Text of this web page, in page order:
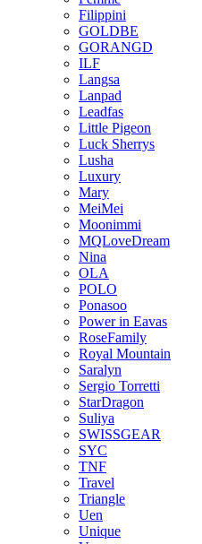
Filippini
GOLDBE
GORANGD
ILF
Langsa
Lanpad
Leadfas
Little Pigeon
Luck Sherrys
Lusha
Luxury
Mary
MeiMei
Moonimmi
MQLoveDream
Nina
OLA
POLO
Ponasoo
Power in Eavas
RoseFamily
Royal Mountain
Saralyn
Sergio Torretti
StarDragon
Suliya
SWISSGEAR
SYC
TNF
Travel
Triangle
Uen
Unique